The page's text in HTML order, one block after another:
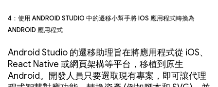
4：使用 Android Studio 中的遷移小幫手將 iOS 應用程式轉換為
Android 應用程式
Android Studio 的遷移助理旨在將應用程式從 iOS、
React Native 或網頁架構等平台，移植到原生
Android。開發人員只要選取現有專案，即可讓代理